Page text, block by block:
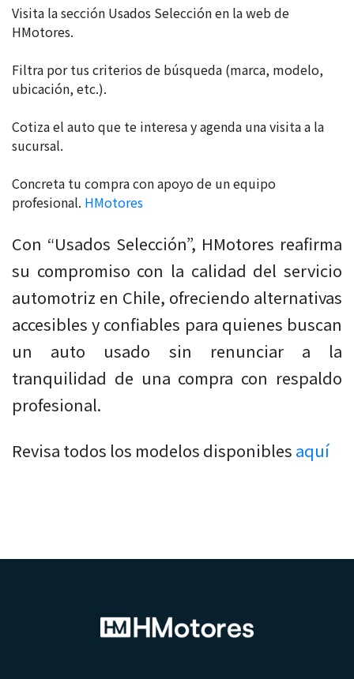
Visita la sección Usados Selecciónen la web de
HMotores.
Filtra por tus criterios de búsqueda (marca, modelo,
ubicación, etc.).
Cotiza el auto que te interesa y agenda una visita a la
sucursal.
Concreta tu compra con apoyo de un equipo
profesional. HMotores
Con “Usados Selección”, HMotores reafirma
su compromiso con la calidad del servicio
automotriz en Chile, ofreciendo alternativas
accesibles y confiables para quienes buscan
un auto usado sin renunciar a la
tranquilidad de una compra con respaldo
profesional.
Revisa todos los modelos disponibles aquí